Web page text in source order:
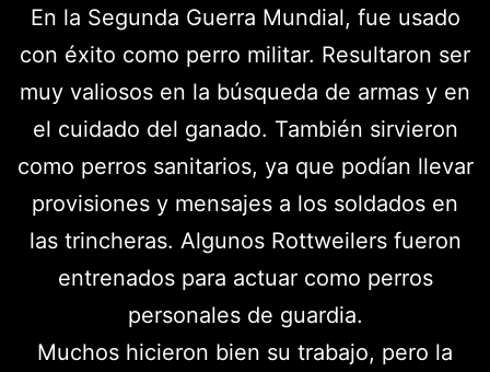
En la Segunda Guerra Mundial, fue usado
con éxito como perro militar. Resultaron ser
muy valiosos en la búsqueda de armas y en
el cuidado del ganado. También sirvieron
como perros sanitarios, ya que podían llevar
provisiones y mensajes a los soldados en
las trincheras. Algunos Rottweilers fueron
entrenados para actuar como perros
personales de guardia.
Muchos hicieron bien su trabajo, pero la